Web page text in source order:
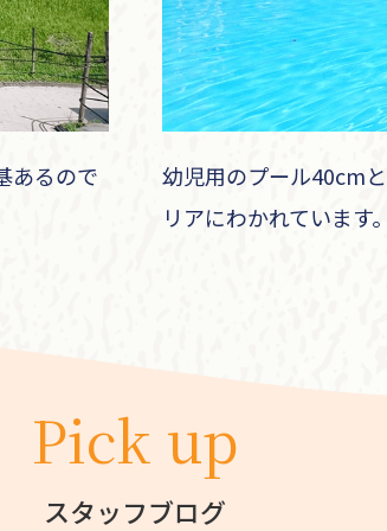
あるので
幼児用のプール40cm
リアにわかれています。
Pick up
スタッフブログ